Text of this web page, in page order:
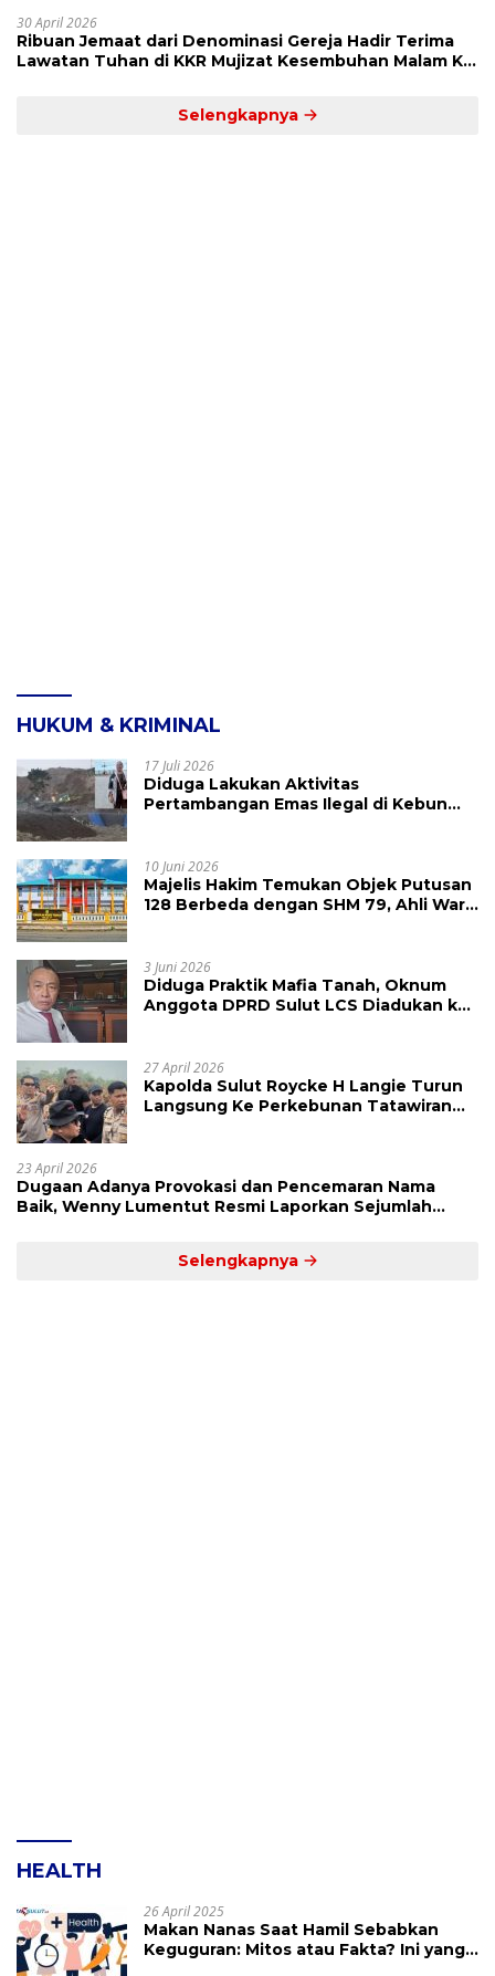
30 April 2026
Ribuan Jemaat dari Denominasi Gereja Hadir Terima
Lawatan Tuhan di KKR Mujizat Kesembuhan Malam Ke
Selengkapnya
HUKUM & KRIMINAL
17 Juli 2026
Diduga Lakukan Aktivitas
Pertambangan Emas Ilegal di Kebun
10 Juni 2026
Majelis Hakim Temukan Objek Putusan
128 Berbeda dengan SHM 79, Ahli Waris
3 Juni 2026
Diduga Praktik Mafia Tanah, Oknum
Anggota DPRD Sulut LCS Diadukan ke
27 April 2026
Kapolda Sulut Roycke H Langie Turun
Langsung Ke Perkebunan Tatawiran
23 April 2026
Dugaan Adanya Provokasi dan Pencemaran Nama
Baik, Wenny Lumentut Resmi Laporkan Sejumlah
Selengkapnya
HEALTH
26 April 2025
Makan Nanas Saat Hamil Sebabkan
Keguguran: Mitos atau Fakta? Ini yang